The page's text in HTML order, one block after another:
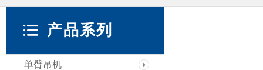
产品系列
单臂吊机